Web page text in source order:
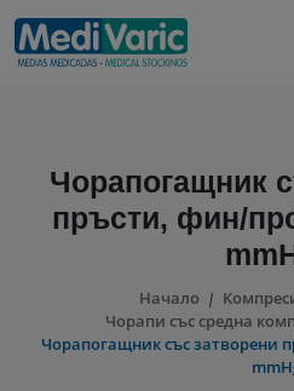
Чорапогащник
пръсти, фин/
Начало
Чорапи със средна
Чорапогащник със затворени